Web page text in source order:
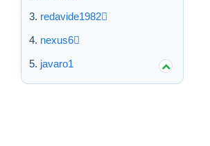
redavide1982
nexus6
javaro1